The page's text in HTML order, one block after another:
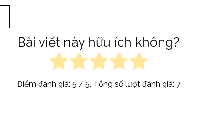
Bài viết này hữu ích không?
Điểm đánh giá: 5 / 5. Tổng số lượt đánh giá: 7